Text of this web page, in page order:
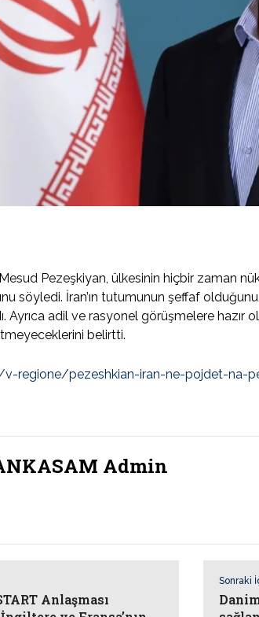
Pezeşkiyan, ülkesinin hiçbir zaman
söyledi. İran’ın tutumunun şeffaf
Ayrıca adil ve rasyonel görüşmelere hazır
belirtti.
regione/pezeshkian-iran-ne-pojdet-na-
Admin
Anlaşması
Sonraki